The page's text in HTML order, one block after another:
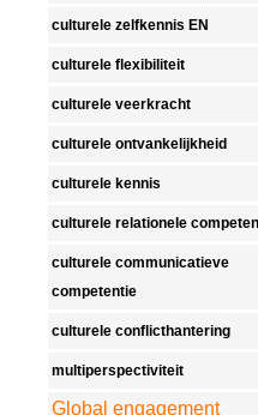
culturele zelfkennis EN
culturele flexibiliteit
culturele veerkracht
culturele ontvankelijkheid
culturele kennis
culturele relationele
culturele communicatieve
competentie
culturele conflicthantering
multiperspectiviteit
Global engagement